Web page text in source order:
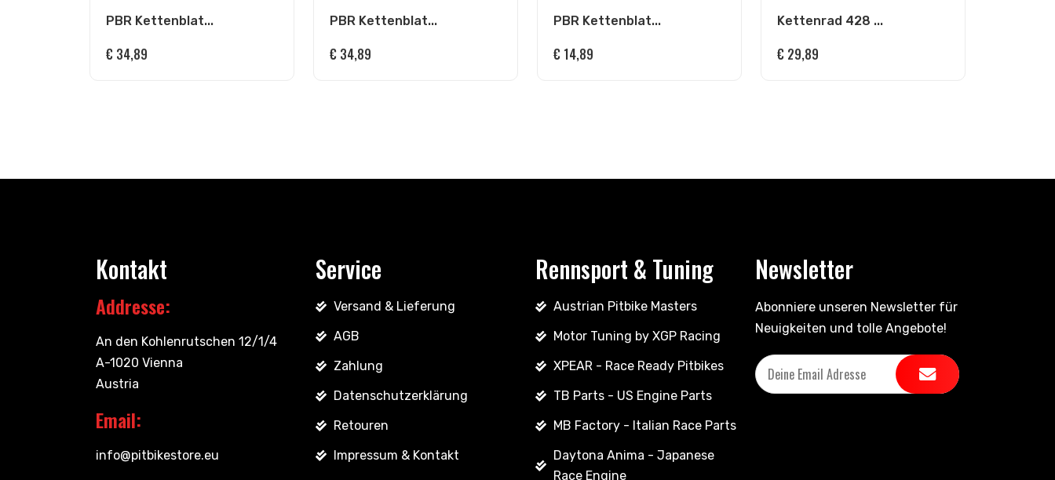
PBR Kettenblat...
€ 34,89
PBR Kettenblat...
€ 34,89
PBR Kettenblat...
€ 14,89
Kettenrad 428 ...
€ 29,89
Kontakt
Addresse:
An den Kohlenrutschen 12/1/4
A-1020 Vienna
Austria
Email:
info@pitbikestore.eu
Service
Versand & Lieferung
AGB
Zahlung
Datenschutzerklärung
Retouren
Impressum & Kontakt
Rennsport & Tuning
Austrian Pitbike Masters
Motor Tuning by XGP Racing
XPEAR - Race Ready Pitbikes
TB Parts - US Engine Parts
MB Factory - Italian Race Parts
Daytona Anima - Japanese
Race Engine
Newsletter
Abonniere unseren Newsletter für
Neuigkeiten und tolle Angebote!